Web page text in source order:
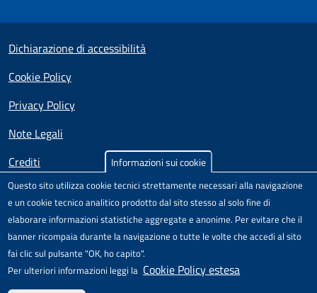
Informazioni sui cookie
Questo sito utilizza cookie tecnici strettamente necessari alla navigazione
e un cookie tecnico analitico prodotto dal sito stesso al solo fine di
elaborare informazioni statistiche aggregate e anonime. Per evitare che il
banner ricompaia durante la navigazione o tutte le volte che accedi al sito
fai clic sul pulsante "OK, ho capito".
Per ulteriori informazioni leggi la Cookie Policy estesa
Small prints
Dichiarazione di accessibilità
Cookie Policy
Privacy Policy
Note Legali
Crediti
TestSito realizzato e distribuito daPorte Aperte sul Web
Comunità di pratica per l'accessibilità dei siti scolastici,
nell'ambito del Progetto "Un CMS per la scuola" .
Il modello di sito è rilasciato sotto licenza
commerciale-Condividi allo stesso modo 4.0 Unported
Creative Commons.